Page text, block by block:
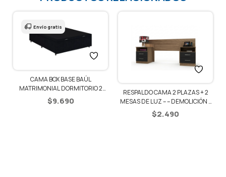
CAMA BOX BASE BAÚL
MATRIMONIAL DORMITORIO 2
PLAZAS
$9.690
Envío gratis
RESPALDO CAMA 2 PLAZAS + 2
MESAS DE LUZ – – DEMOLICIÓN /
NEGRO
$2.490